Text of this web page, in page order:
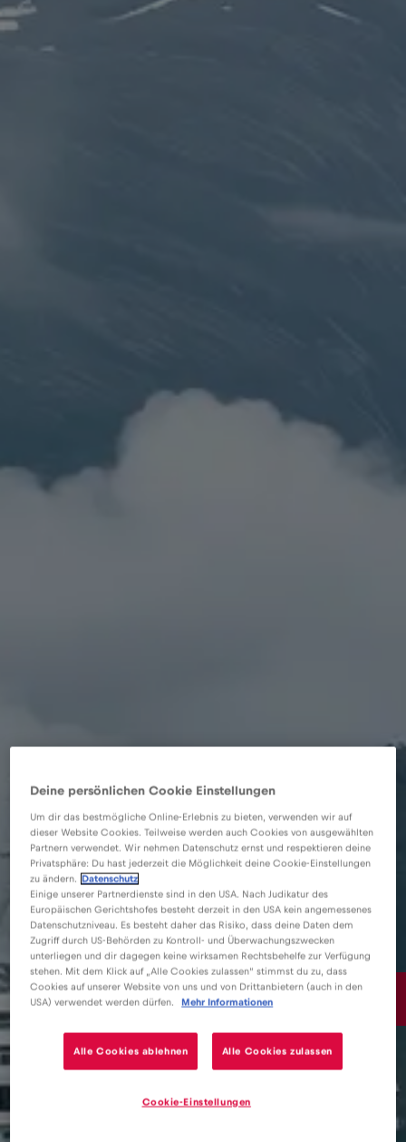
15€
Deine persönlichen Cookie Einstellungen
Um dir das bestmögliche Online-Erlebnis zu bieten, verwenden wir auf
dieser Website Cookies. Teilweise werden auch Cookies von ausgewählten
Partnern verwendet. Wir nehmen Datenschutz ernst und respektieren deine
Privatsphäre: Du hast jederzeit die Möglichkeit deine Cookie-Einstellungen
zu ändern.
Datenschutz
Einige unserer Partnerdienste sind in den USA. Nach Judikatur des
Europäischen Gerichtshofes besteht derzeit in den USA kein angemessenes
Datenschutzniveau. Es besteht daher das Risiko, dass deine Daten dem
Zugriff durch US-Behörden zu Kontroll- und Überwachungszwecken
unterliegen und dir dagegen keine wirksamen Rechtsbehelfe zur Verfügung
stehen. Mit dem Klick auf „Alle Cookies zulassen“ stimmst du zu, dass
Cookies auf unserer Website von uns und von Drittanbietern (auch in den
USA) verwendet werden dürfen.
Mehr Informationen
Alle Cookies ablehnen Alle Cookies zulassen
Cookie-Einstellungen